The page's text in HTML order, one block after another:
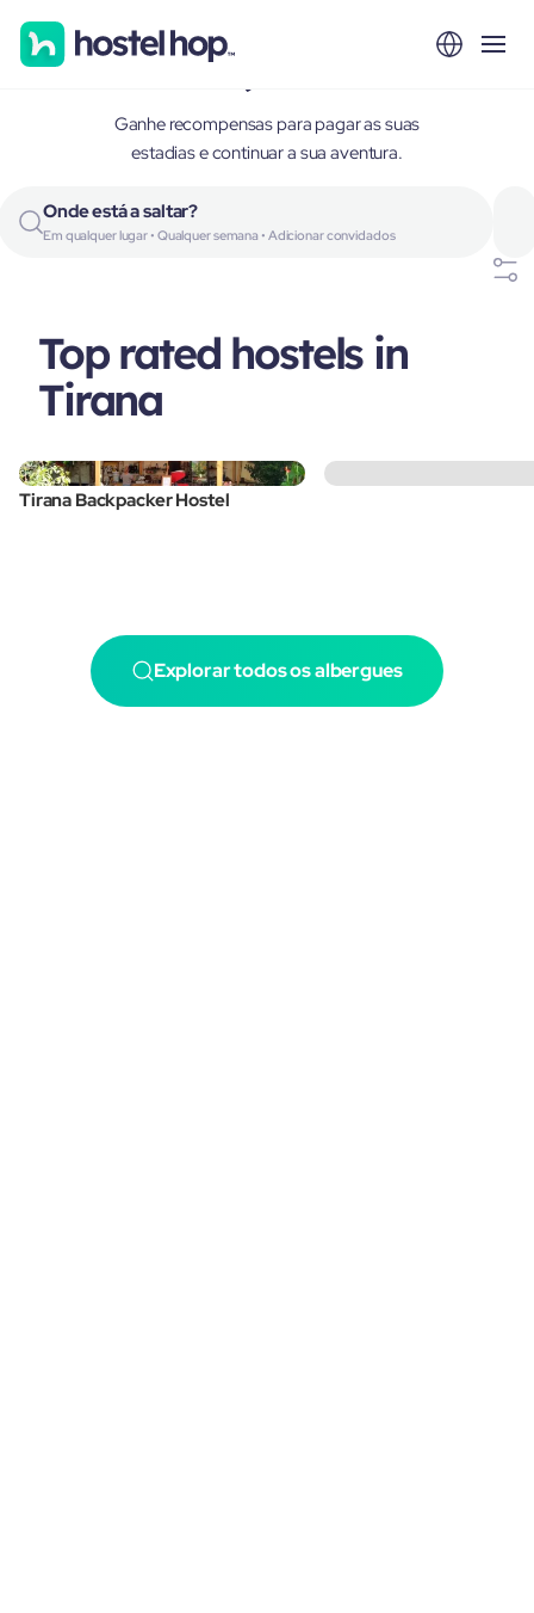
Tirana, Albania
Ganhe recompensas para pagar as suas
estadias e continuar a sua aventura.
Onde está a saltar?
Em qualquer lugar • Qualquer semana • Adicionar convidados
Top rated hostels in
Tirana
Tirana Backpacker Hostel
Explorar todos os albergues